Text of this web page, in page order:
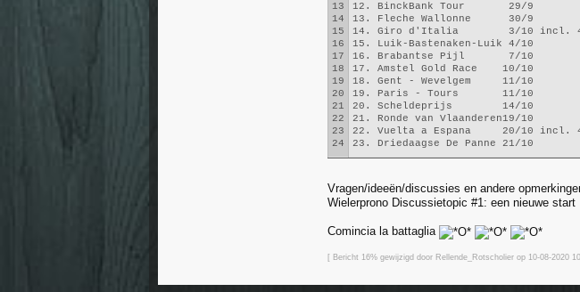
13
14
15
16
17
18
19
20
21
22
23
24
12. BinckBank Tour       29/9
13. Fleche Wallonne      30/9
14. Giro d'Italia        3/10 incl.
15. Luik-Bastenaken-Luik 4/10
16. Brabantse Pijl       7/10
17. Amstel Gold Race    10/10
18. Gent - Wevelgem     11/10
19. Paris - Tours       11/10
20. Scheldeprijs        14/10
21. Ronde van Vlaanderen19/10
22. Vuelta a Espana     20/10 incl.
23. Driedaagse De Panne 21/10
Vragen/ideeën/discussies en andere
Wielerprono Discussietopic #1: een nieuwe start
Comincia la battaglia
[ Bericht 16% gewijzigd door Rellende_Rotscholier op 10-08-2020